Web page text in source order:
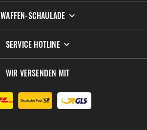
WAFFEN-SCHAULADE
SERVICE HOTLINE
WIR VERSENDEN MIT